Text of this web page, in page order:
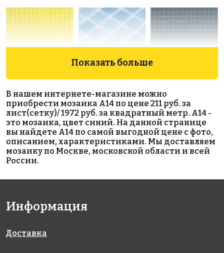
AKB086
на бумаге
327x327
на бумаге
317x317
AKB083
на бумаге
327x327
1972 руб./м²
327x327
3985 руб./м²
Показать больше
В нашем интернете-магазине можно
приобрести мозаика A14 по цене 211 руб. за
лист(сетку)/ 1972 руб. за квадратный метр. A14 -
это мозаика, цвет синий. На данной странице
вы найдете A14 по самой выгодной цене с фото,
описанием, характеристиками. Мы доставляем
мозаику по Москве, московской области и всей
России.
Информация
Доставка